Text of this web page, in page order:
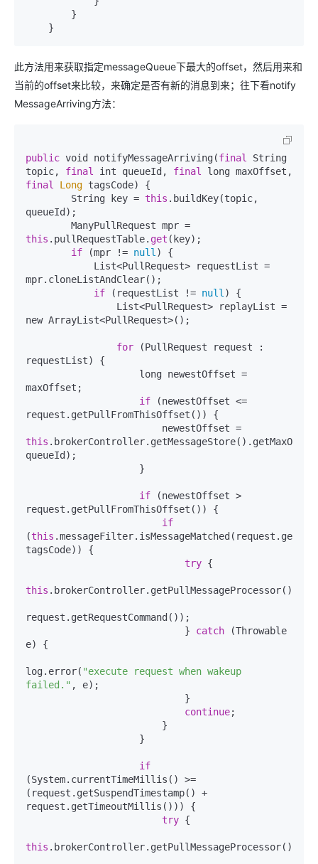
此方法用来获取指定messageQueue下最大的offset，然后用来和
当前的offset来比较，来确定是否有新的消息到来；往下看notify
MessageArriving方法：
public void notifyMessageArriving(final
String
topic, final int queueId, final
final
Long tagsCode) {
        String key =
this .buildKey(topic,
queueId);
this .pullRequestTable. get (key);
if (mpr != null ) {
mpr.cloneListAndClear();
if (requestList != null ) {
new ArrayList<PullRequest>();
for (PullRequest request :
requestList) {
maxOffset;
if (newestOffset <=
request.getPullFromThisOffset()) {
this
queueId);
if (newestOffset >
request.getPullFromThisOffset()) {
if
(this
tagsCode)) {
try {
this
request.getRequestCommand());
                            }
catch (Throwable
e) {
log.error( "execute request when wakeup
failed." , e);
continue;
if
(System.currentTimeMillis() >=
(request.getSuspendTimestamp() +
request.getTimeoutMillis())) {
try {
this